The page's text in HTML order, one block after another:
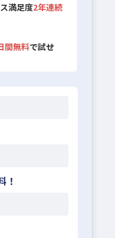
満足度2年連続
間無料で試せ
！